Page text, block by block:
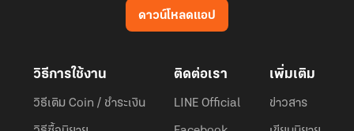
ดาวน์โหลดแอป
วิธีการใช้งาน
วิธีเติม Coin / ชำระเงิน
ติดต่อเรา
LINE Official
เพิ่มเติม
ข่าวสาร